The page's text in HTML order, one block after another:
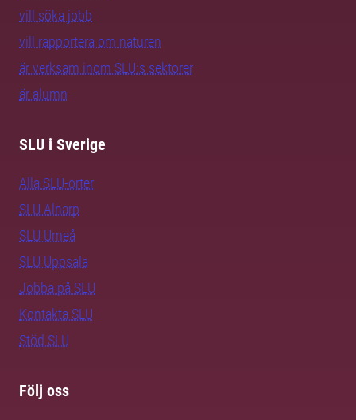
vill söka jobb
vill rapportera om naturen
är verksam inom SLU:s sektorer
är alumn
SLU i Sverige
Alla SLU-orter
SLU Alnarp
SLU Umeå
SLU Uppsala
Jobba på SLU
Kontakta SLU
Stöd SLU
Följ oss